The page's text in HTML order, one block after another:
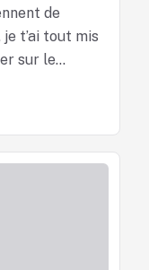
de
t’ai tout mis
sur le...